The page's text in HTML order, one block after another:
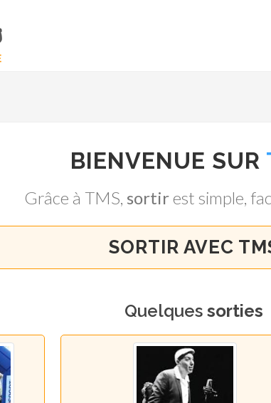
BIENVENUE SUR
Grâce à TMS, sortir est simple,
SORTIR AVEC
Quelques sorties